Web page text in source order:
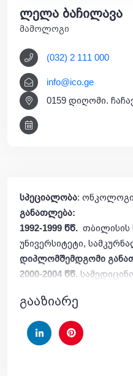
ლელა ბაჩილავა
მამოლოგი
(032) 2 111 000
info@ico.ge
0159 დიღომი.
სპეციალობა:
განათლება:
1992-1999 წწ. თბილისის
უნივერსიტეტი,
დიპლომშემდგომი
2000-2004 წწ.
2005 2023 წწ.თბილისის
ონკოლოგი, მამოლოგი.
2023 წ-დანკლინიკური
გააზიარე